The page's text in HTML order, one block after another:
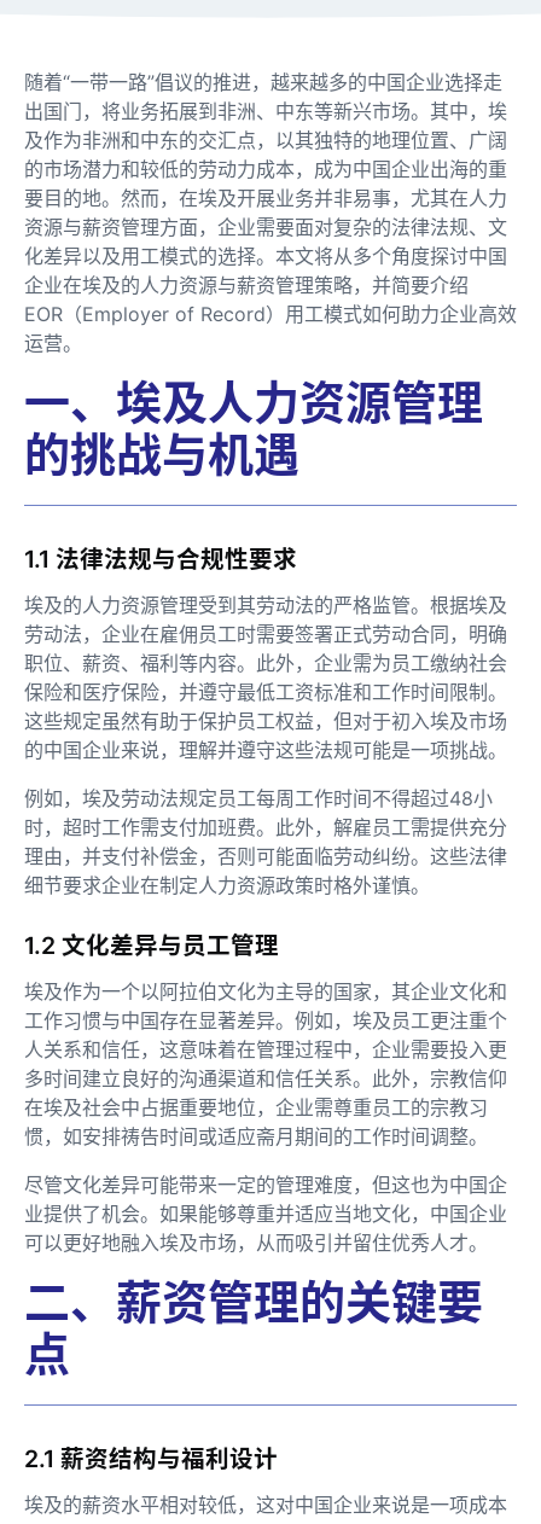
随着“一带一路”倡议的推进，越来越多的中国企业选择走
出国门，将业务拓展到非洲、中东等新兴市场。其中，埃
及作为非洲和中东的交汇点，以其独特的地理位置、广阔
的市场潜力和较低的劳动力成本，成为中国企业出海的重
要目的地。然而，在埃及开展业务并非易事，尤其在人力
资源与薪资管理方面，企业需要面对复杂的法律法规、文
化差异以及用工模式的选择。本文将从多个角度探讨中国
企业在埃及的人力资源与薪资管理策略，并简要介绍
EOR（Employer of Record）用工模式如何助力企业高效
运营。
一、埃及人力资源管理
的挑战与机遇
1.1 法律法规与合规性要求
埃及的人力资源管理受到其劳动法的严格监管。根据埃及
劳动法，企业在雇佣员工时需要签署正式劳动合同，明确
职位、薪资、福利等内容。此外，企业需为员工缴纳社会
保险和医疗保险，并遵守最低工资标准和工作时间限制。
这些规定虽然有助于保护员工权益，但对于初入埃及市场
的中国企业来说，理解并遵守这些法规可能是一项挑战。
例如，埃及劳动法规定员工每周工作时间不得超过48小
时，超时工作需支付加班费。此外，解雇员工需提供充分
理由，并支付补偿金，否则可能面临劳动纠纷。这些法律
细节要求企业在制定人力资源政策时格外谨慎。
1.2 文化差异与员工管理
埃及作为一个以阿拉伯文化为主导的国家，其企业文化和
工作习惯与中国存在显著差异。例如，埃及员工更注重个
人关系和信任，这意味着在管理过程中，企业需要投入更
多时间建立良好的沟通渠道和信任关系。此外，宗教信仰
在埃及社会中占据重要地位，企业需尊重员工的宗教习
惯，如安排祷告时间或适应斋月期间的工作时间调整。
尽管文化差异可能带来一定的管理难度，但这也为中国企
业提供了机会。如果能够尊重并适应当地文化，中国企业
可以更好地融入埃及市场，从而吸引并留住优秀人才。
二、薪资管理的关键要
点
2.1 薪资结构与福利设计
埃及的薪资水平相对较低，这对中国企业来说是一项成本